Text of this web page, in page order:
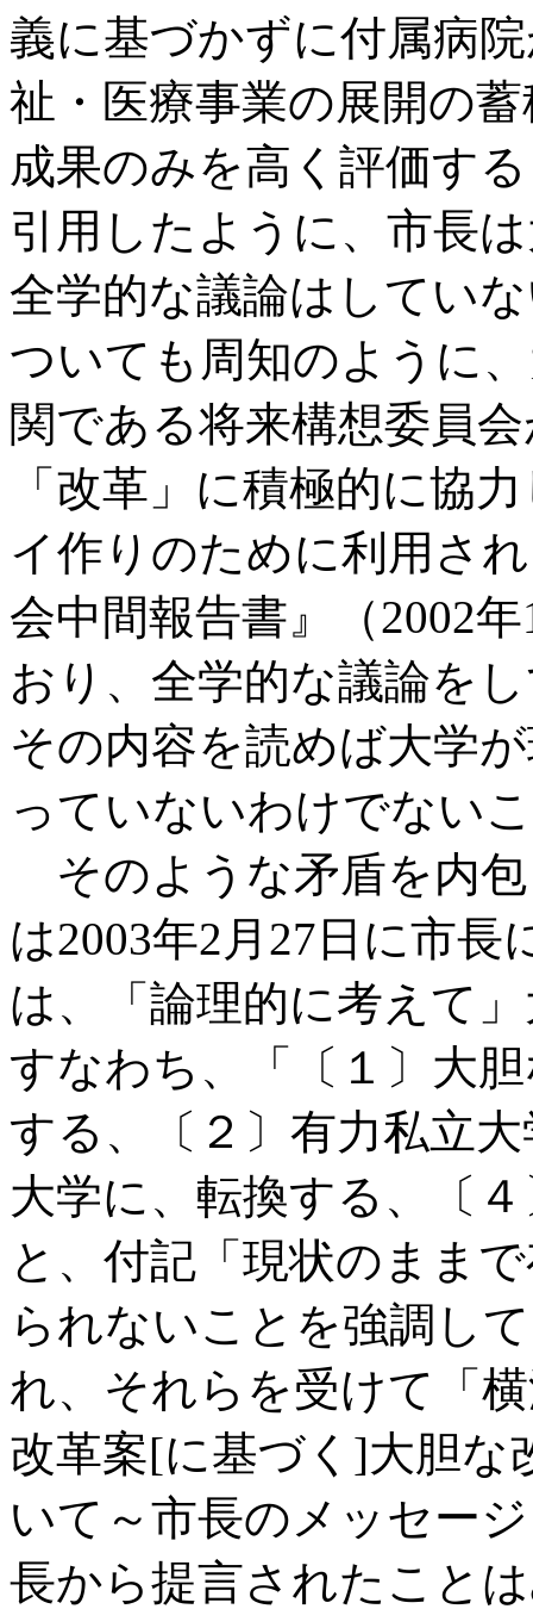
義に基づかずに付属病
祉・医療事業の展開の
成果のみを高く評価す
引用したように、市長
全学的な議論はしてい
ついても周知のように
関である将来構想委員
「改革」に積極的に協
イ作りのために利用さ
会中間報告書』（2002
おり、全学的な議論を
その内容を読めば大学
っていないわけでない
そのような矛盾を内
は2003年2月27日に市
は、「論理的に考えて
すなわち、「〔１〕大
する、〔２〕有力私立
大学に、転換する、〔
と、付記「現状のまま
られないことを強調し
れ、それらを受けて「
改革案[に基づく]大胆な
いて～市長のメッセー
長から提言されたこと